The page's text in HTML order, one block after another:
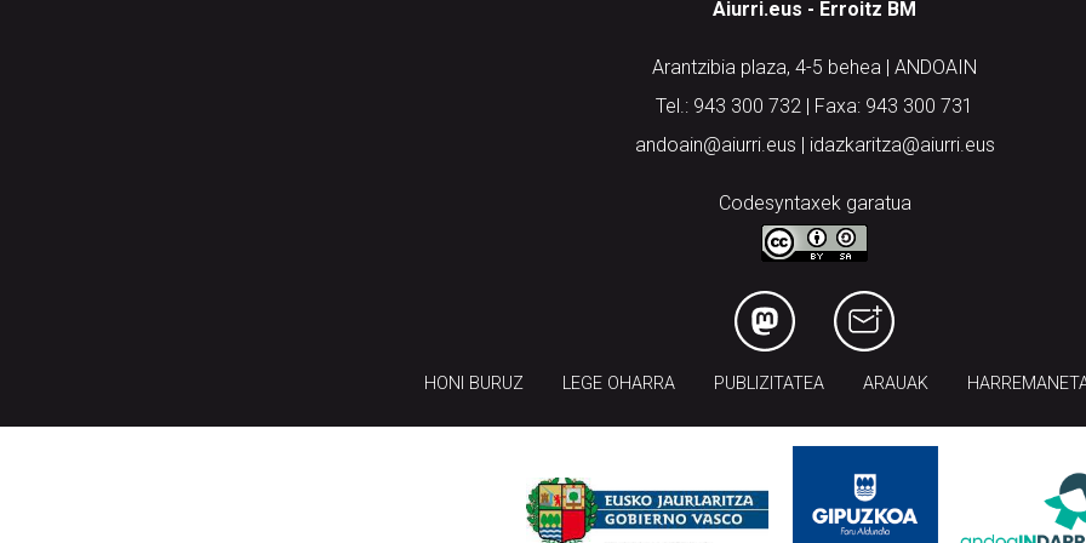
Aiurri.eus - Erroitz BM
Arantzibia plaza, 4-5 behea | ANDOAIN
Tel.: 943 300 732 | Faxa: 943 300 731
andoain@aiurri.eus | idazkaritza@aiurri.eus
Codesyntaxek garatua
HONI BURUZ LEGE OHARRA PUBLIZITATEA ARAUAK